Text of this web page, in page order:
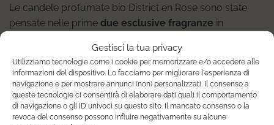
Gestisci la tua privacy
Utilizziamo tecnologie come i cookie per memorizzare e/o accedere alle
informazioni del dispositivo. Lo facciamo per migliorare l'esperienza di
navigazione e per mostrare annunci (non) personalizzati. Il consenso a
queste tecnologie ci consentirà di elaborare dati quali il comportamento
di navigazione o gli ID univoci su questo sito. Il mancato consenso o la
revoca del consenso possono influire negativamente su alcune
Le candele profumate bio District en Rose sono state
pensate nelle prime due esclusive fragranze in
risveglio a casa, dove ilcalore del legno
note fresche e floreali delgiardino di rosebaciato dalla
rugiada al mattino. Il cielo azzurro, la colazione al sole,
accompagnata danote fruttate di agrumi e ribes nero.
Con le sue essenze di testa cassis e bergamotto, le